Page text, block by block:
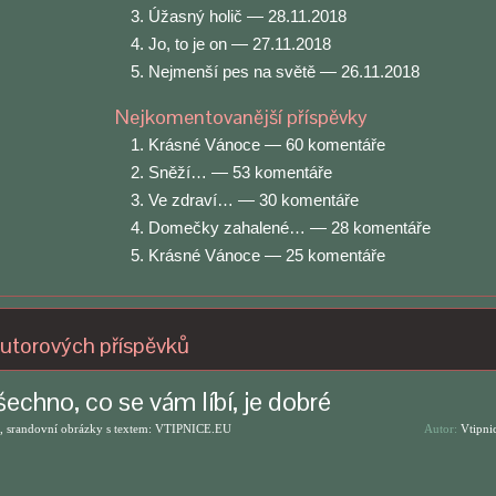
Úžasný holič — 28.11.2018
Jo, to je on — 27.11.2018
Nejmenší pes na světě — 26.11.2018
Nejkomentovanější příspěvky
Krásné Vánoce — 60 komentáře
Sněží… — 53 komentáře
Ve zdraví… — 30 komentáře
Domečky zahalené… — 28 komentáře
Krásné Vánoce — 25 komentáře
příspěvků
co se vám líbí, je dobré
srandovní obrázky s textem: VTIPNICE.EU Autor: